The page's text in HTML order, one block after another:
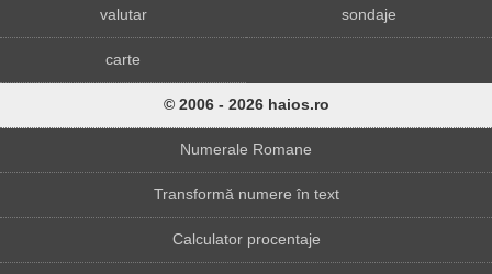
valutar sondaje
carte
© 2006 - 2026 haios.ro
Numerale Romane
Transformă numere în text
Calculator procentaje